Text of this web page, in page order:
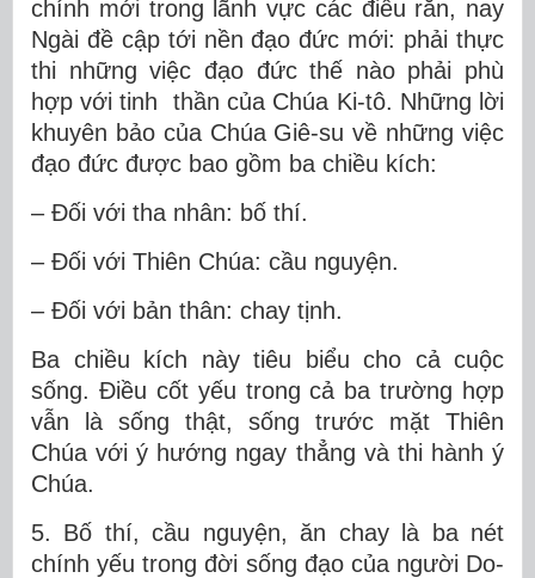
chính mới trong lãnh vực các điều răn, nay
Ngài đề cập tới nền đạo đức mới: phải thực
thi những việc đạo đức thế nào phải phù
hợp với tinh thần của Chúa Ki-tô. Những lời
khuyên bảo của Chúa Giê-su về những việc
đạo đức được bao gồm ba chiều kích:
– Đối với tha nhân: bố thí.
– Đối với Thiên Chúa: cầu nguyện.
– Đối với bản thân: chay tịnh.
Ba chiều kích này tiêu biểu cho cả cuộc
sống. Điều cốt yếu trong cả ba trường hợp
vẫn là sống thật, sống trước mặt Thiên
Chúa với ý hướng ngay thẳng và thi hành ý
Chúa.
5. Bố thí, cầu nguyện, ăn chay là ba nét
chính yếu trong đời sống đạo của người Do-